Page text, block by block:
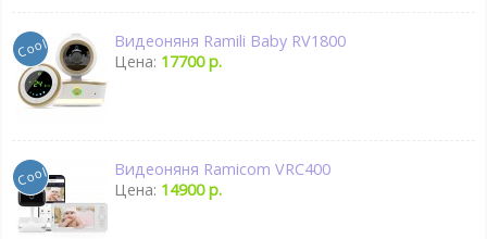
Видеоняня Ramili Baby RV1800
Цена: 17700 р.
Видеоняня Ramicom VRC400
Цена: 14900 р.